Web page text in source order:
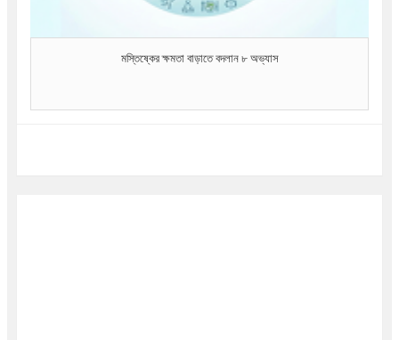
মস্তিষ্কের ক্ষমতা বাড়াতে বদলান ৮ অভ্যাস